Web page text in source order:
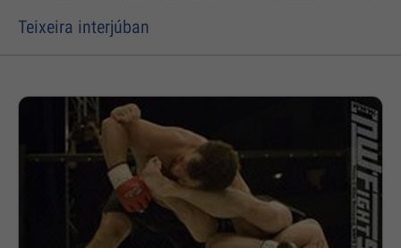
Teixeira interjúban